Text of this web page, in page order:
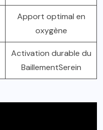
Apport optimal en
oxygène
Activation durable du
BaillementSerein